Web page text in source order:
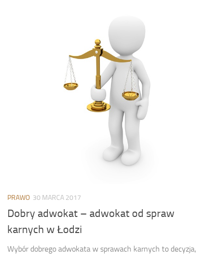
PRAWO 30 MARCA 2017
Dobry adwokat – adwokat od spraw
karnych w Łodzi
Wybór dobrego adwokata w sprawach karnych to decyzja,